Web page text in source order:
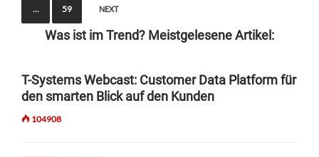
a
v
i
… 59 NEXT
Was ist im Trend? Meistgelesene Artikel:
T-Systems Webcast: Customer Data Platform für
den smarten Blick auf den Kunden
104908